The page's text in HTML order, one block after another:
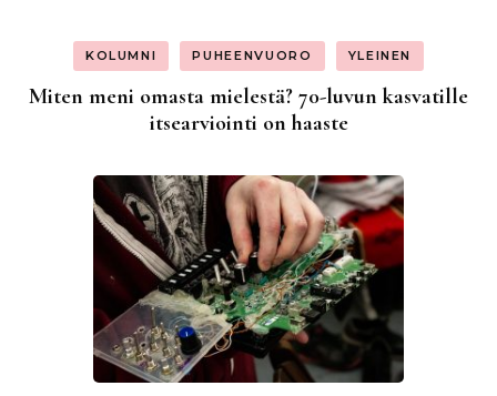
KOLUMNI PUHEENVUORO YLEINEN
Miten meni omasta mielestä? 70-luvun kasvatille
itsearviointi on haaste